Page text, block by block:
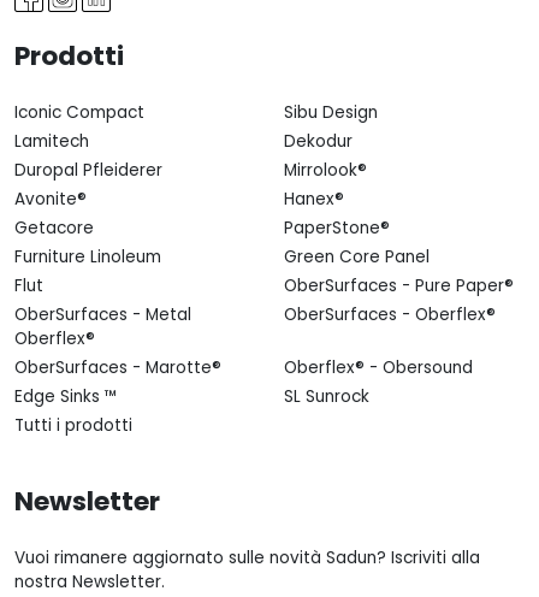
Prodotti
Iconic Compact
Sibu Design
Lamitech
Dekodur
Duropal Pfleiderer
Mirrolook®
Avonite®
Hanex®
Getacore
PaperStone®
Furniture Linoleum
Green Core Panel
Flut
OberSurfaces - Pure Paper®
OberSurfaces - Metal
Oberflex®
OberSurfaces - Oberflex®
OberSurfaces - Marotte®
Oberflex® - Obersound
Edge Sinks ™
SL Sunrock
Tutti i prodotti
Newsletter
Vuoi rimanere aggiornato sulle novità Sadun? Iscriviti alla
nostra Newsletter.